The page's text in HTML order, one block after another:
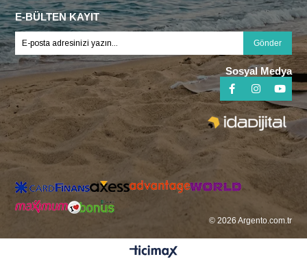
E-BÜLTEN KAYIT
Gönder
Sosyal Medya
© 2026 Argento.com.tr